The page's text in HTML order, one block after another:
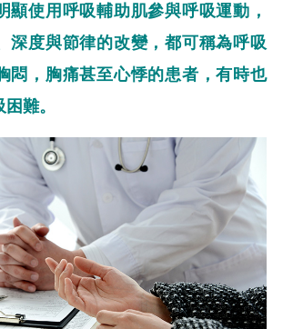
顯使用呼吸輔助肌參與呼吸運動，
深度與節律的改變，都可稱為呼吸
悶，胸痛甚至心悸的患者，有時也
難。